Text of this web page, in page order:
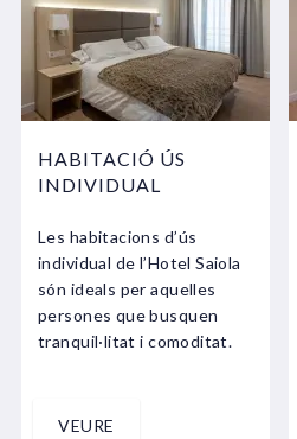
HABITACIÓ ÚS
INDIVIDUAL
Les habitacions d’ús
individual de l’Hotel Saiola
són ideals per aquelles
persones que busquen
tranquil·litat i comoditat.
VEURE